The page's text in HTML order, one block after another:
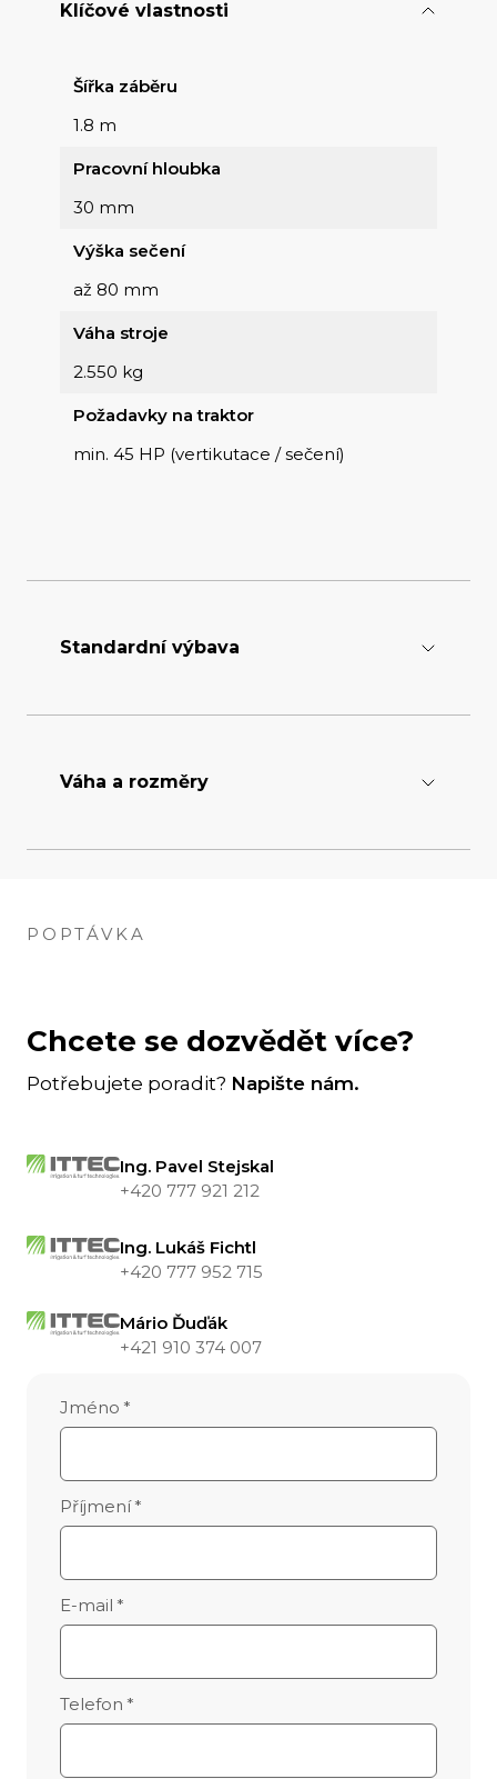
Klíčové vlastnosti
Šířka záběru
1.8 m
Pracovní hloubka
30 mm
Výška sečení
až 80 mm
Váha stroje
2.550 kg
Požadavky na traktor
min. 45 HP (vertikutace / sečení)
Standardní výbava
rozestup 20 nebo 40 mm
Váha a rozměry
POPTÁVKA
Chcete se dozvědět více?
Potřebujete poradit? Napište nám.
Ing. Pavel Stejskal
+420 777 921 212
Ing. Lukáš Fichtl
+420 777 952 715
Mário Ďuďák
+421 910 374 007
Jméno *
Příjmení *
E-mail *
Telefon *